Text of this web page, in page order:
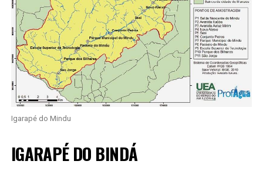
Igarapé do Mindu
IGARAPÉ DO BINDÁ